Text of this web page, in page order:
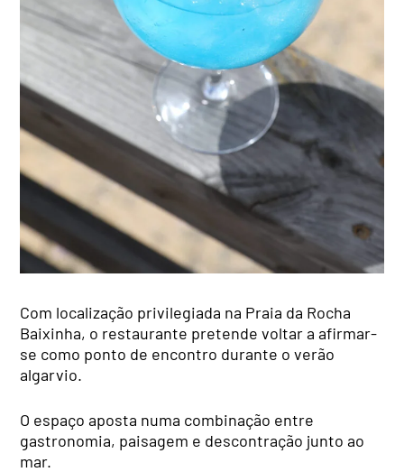
Com localização privilegiada na Praia da Rocha
Baixinha, o restaurante pretende voltar a afirmar-
se como ponto de encontro durante o verão
algarvio.
O espaço aposta numa combinação entre
gastronomia, paisagem e descontração junto ao
mar.